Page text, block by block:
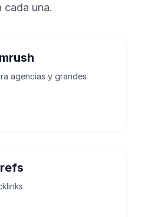
cada una.
agencias y grandes